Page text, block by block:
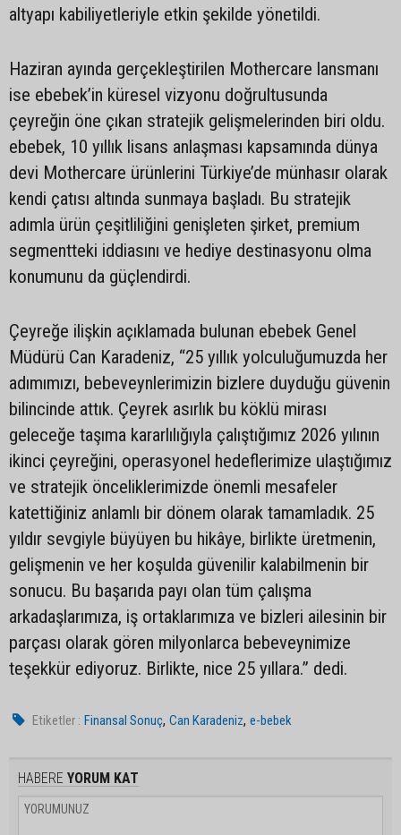
altyapı kabiliyetleriyle etkin şekilde yönetildi.
Haziran ayında gerçekleştirilen Mothercare lansmanı
ise ebebek’in küresel vizyonu doğrultusunda
çeyreğin öne çıkan stratejik gelişmelerinden biri oldu.
ebebek, 10 yıllık lisans anlaşması kapsamında dünya
devi Mothercare ürünlerini Türkiye’de münhasır olarak
kendi çatısı altında sunmaya başladı. Bu stratejik
adımla ürün çeşitliliğini genişleten şirket, premium
segmentteki iddiasını ve hediye destinasyonu olma
konumunu da güçlendirdi.
Çeyreğe ilişkin açıklamada bulunan ebebek Genel
Müdürü Can Karadeniz, “25 yıllık yolculuğumuzda her
adımımızı, bebeveynlerimizin bizlere duyduğu güvenin
bilincinde attık. Çeyrek asırlık bu köklü mirası
geleceğe taşıma kararlılığıyla çalıştığımız 2026 yılının
ikinci çeyreğini, operasyonel hedeflerimize ulaştığımız
ve stratejik önceliklerimizde önemli mesafeler
katettiğiniz anlamlı bir dönem olarak tamamladık. 25
yıldır sevgiyle büyüyen bu hikâye, birlikte üretmenin,
gelişmenin ve her koşulda güvenilir kalabilmenin bir
sonucu. Bu başarıda payı olan tüm çalışma
arkadaşlarımıza, iş ortaklarımıza ve bizleri ailesinin bir
parçası olarak gören milyonlarca bebeveynimize
teşekkür ediyoruz. Birlikte, nice 25 yıllara.” dedi.
Etiketler : Finansal Sonuç,Can Karadeniz,e-bebek
HABERE YORUM KAT